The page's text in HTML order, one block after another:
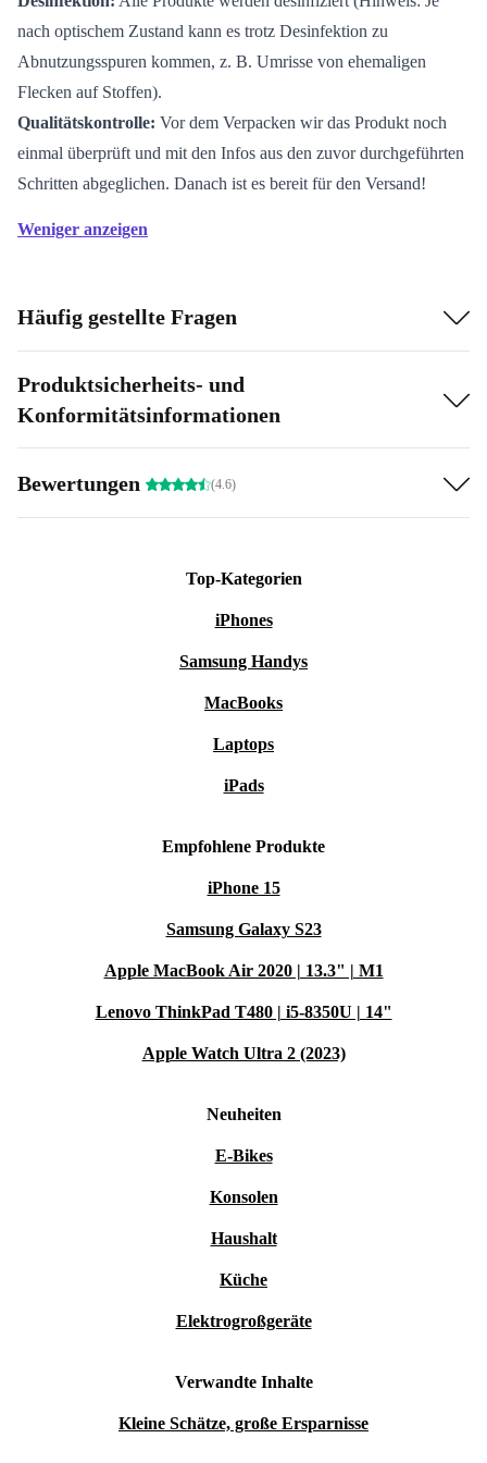
nach optischem Zustand kann es trotz Desinfektion zu
Abnutzungsspuren kommen, z. B. Umrisse von ehemaligen
Flecken auf Stoffen).
Qualitätskontrolle: Vor dem Verpacken wir das Produkt noch
einmal überprüft und mit den Infos aus den zuvor durchgeführten
Schritten abgeglichen. Danach ist es bereit für den Versand!
Weniger anzeigen
Häufig gestellte Fragen
Produktsicherheits- und
Konformitätsinformationen
Bewertungen (4.6)
Top-Kategorien
iPhones
Samsung Handys
MacBooks
Laptops
iPads
Empfohlene Produkte
iPhone 15
Samsung Galaxy S23
Apple MacBook Air 2020 | 13.3" | M1
Lenovo ThinkPad T480 | i5-8350U | 14"
Apple Watch Ultra 2 (2023)
Neuheiten
E-Bikes
Konsolen
Haushalt
Küche
Elektrogroßgeräte
Verwandte Inhalte
Kleine Schätze, große Ersparnisse